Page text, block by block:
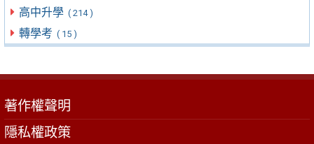
高中升學 ( 214 )
轉學考 ( 15 )
著作權聲明
隱私權政策